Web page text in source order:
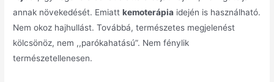
annak növekedését. Emiattkemoterápia idején is használható.
Nem okoz hajhullást. Továbbá, természetes megjelenést
kölcsönöz, nem ,,parókahatású”. Nem fénylik
természetellenesen.